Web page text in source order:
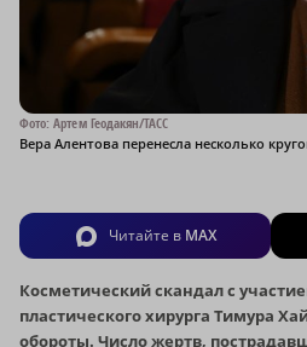
Фото: Артем Геодакян/ТАСС
Вера Алентова перенесла несколько
Читайте в MAX
Косметический скандал с
пластического хирурга Тимура
обороты. Число жертв,